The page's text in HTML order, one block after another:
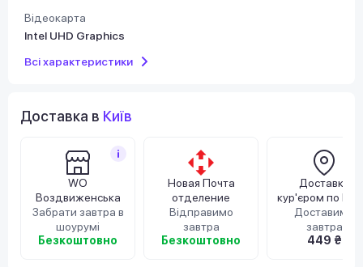
Відеокарта
Intel UHD Graphics
Всі характеристики
Доставка в Київ
WO
Воздвиженська
Забрати завтра в
шоурумі
Безкоштовно
Новая Почта
отделение
Відправимо
завтра
Безкоштовно
Доставка
кур'єром по
Доставимо
завтра
449 ₴